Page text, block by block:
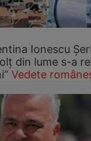
Ionescu
din lume s-a
Vedete